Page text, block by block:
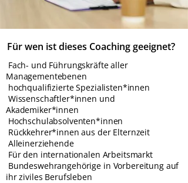
Für wen ist dieses Coaching geeignet?
Fach- und Führungskräfte aller
Managementebenen
hochqualifizierte Spezialisten*innen
Wissenschaftler*innen und
Akademiker*innen
Hochschulabsolventen*innen
Rückkehrer*innen aus der Elternzeit
Alleinerziehende
Für den internationalen Arbeitsmarkt
Bundeswehrangehörige in Vorbereitung auf
ihr ziviles Berufsleben